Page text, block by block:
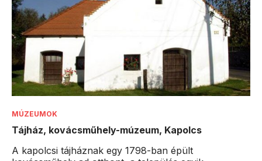
MÚZEUMOK
Tájház, kovácsműhely-múzeum, Kapolcs
A kapolcsi tájháznak egy 1798-ban épült